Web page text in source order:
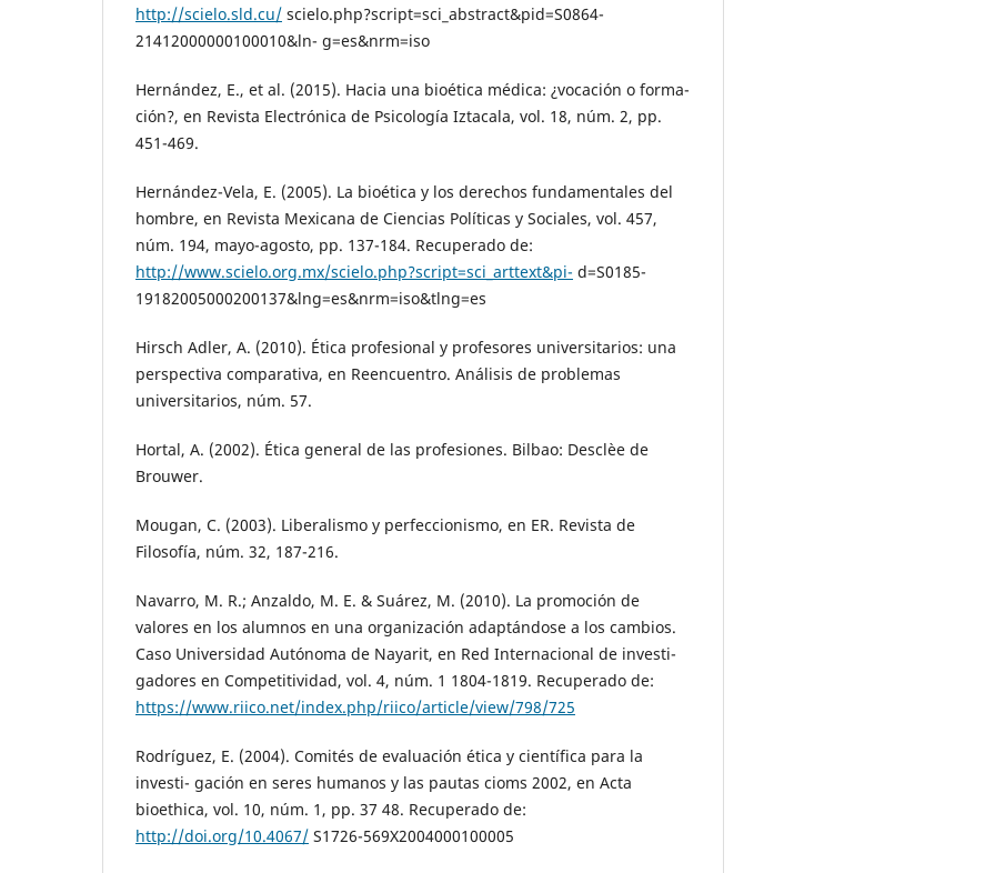
http://scielo.sld.cu/ scielo.php?script=sci_abstract&pid=S0864-
21412000000100010&ln- g=es&nrm=iso
Hernández, E., et al. (2015). Hacia una bioética médica: ¿vocación o forma-
ción?, en Revista Electrónica de Psicología Iztacala, vol. 18, núm. 2, pp.
451-469.
Hernández-Vela, E. (2005). La bioética y los derechos fundamentales del
hombre, en Revista Mexicana de Ciencias Políticas y Sociales, vol. 457,
núm. 194, mayo-agosto, pp. 137-184. Recuperado de:
http://www.scielo.org.mx/scielo.php?script=sci_arttext&pi- d=S0185-
19182005000200137&lng=es&nrm=iso&tlng=es
Hirsch Adler, A. (2010). Ética profesional y profesores universitarios: una
perspectiva comparativa, en Reencuentro. Análisis de problemas
universitarios, núm. 57.
Hortal, A. (2002). Ética general de las profesiones. Bilbao: Desclèe de
Brouwer.
Mougan, C. (2003). Liberalismo y perfeccionismo, en ER. Revista de
Filosofía, núm. 32, 187-216.
Navarro, M. R.; Anzaldo, M. E. & Suárez, M. (2010). La promoción de
valores en los alumnos en una organización adaptándose a los cambios.
Caso Universidad Autónoma de Nayarit, en Red Internacional de investi-
gadores en Competitividad, vol. 4, núm. 1 1804-1819. Recuperado de:
https://www.riico.net/index.php/riico/article/view/798/725
Rodríguez, E. (2004). Comités de evaluación ética y científica para la
investi- gación en seres humanos y las pautas cioms 2002, en Acta
bioethica, vol. 10, núm. 1, pp. 37 48. Recuperado de:
http://doi.org/10.4067/ S1726-569X2004000100005